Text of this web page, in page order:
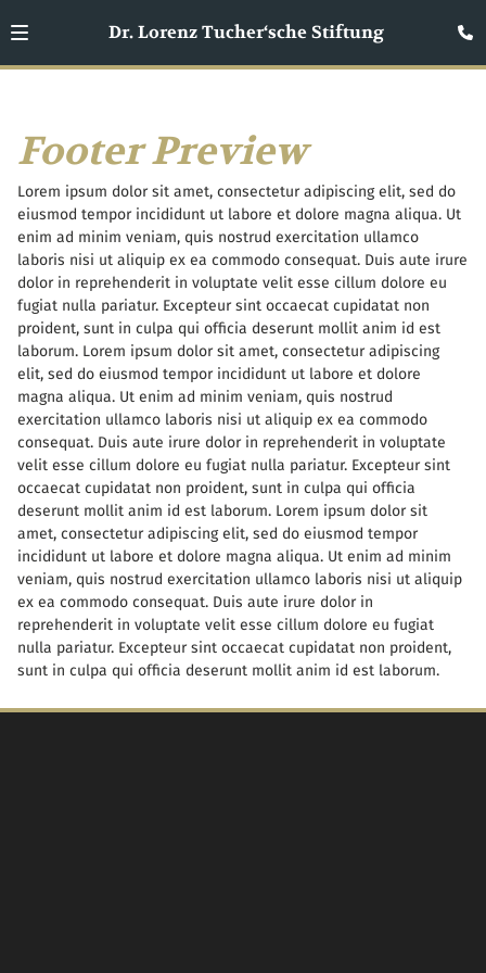
Dr. Lorenz Tucher‘sche Stiftung
Footer Preview
Lorem ipsum dolor sit amet, consectetur adipiscing elit, sed do
eiusmod tempor incididunt ut labore et dolore magna aliqua. Ut
enim ad minim veniam, quis nostrud exercitation ullamco
laboris nisi ut aliquip ex ea commodo consequat. Duis aute irure
dolor in reprehenderit in voluptate velit esse cillum dolore eu
fugiat nulla pariatur. Excepteur sint occaecat cupidatat non
proident, sunt in culpa qui officia deserunt mollit anim id est
laborum. Lorem ipsum dolor sit amet, consectetur adipiscing
elit, sed do eiusmod tempor incididunt ut labore et dolore
magna aliqua. Ut enim ad minim veniam, quis nostrud
exercitation ullamco laboris nisi ut aliquip ex ea commodo
consequat. Duis aute irure dolor in reprehenderit in voluptate
velit esse cillum dolore eu fugiat nulla pariatur. Excepteur sint
occaecat cupidatat non proident, sunt in culpa qui officia
deserunt mollit anim id est laborum. Lorem ipsum dolor sit
amet, consectetur adipiscing elit, sed do eiusmod tempor
incididunt ut labore et dolore magna aliqua. Ut enim ad minim
veniam, quis nostrud exercitation ullamco laboris nisi ut aliquip
ex ea commodo consequat. Duis aute irure dolor in
reprehenderit in voluptate velit esse cillum dolore eu fugiat
nulla pariatur. Excepteur sint occaecat cupidatat non proident,
sunt in culpa qui officia deserunt mollit anim id est laborum.